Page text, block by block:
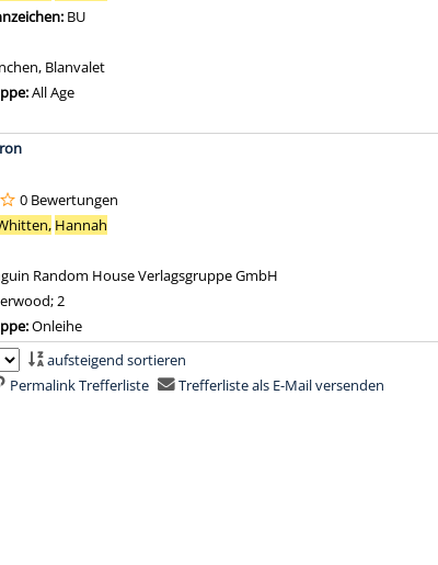
BU
Blanvalet
All Age
0 Bewertungen
Hannah
Random House Verlagsgruppe GmbH
2
Onleihe
aufsteigend sortieren
Permalink Trefferliste Trefferliste als E-Mail versenden